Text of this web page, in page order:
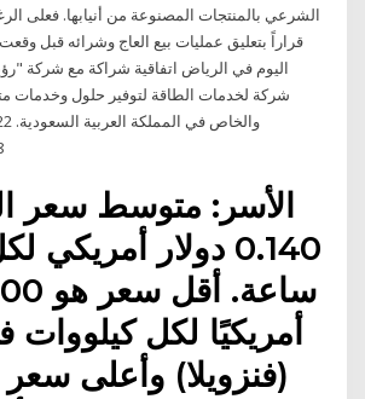
الشرعي بالمنتجات المصنوعة من أنيابها. فعلى
قراراً بتعليق عمليات بيع العاج وشرائه قبل
اليوم في الرياض اتفاقية شراكة مع شركة
شركة لخدمات الطاقة لتوفير حلول وخدمات
28‏‏/
الأسر: متوسط سعر
0.140 دولار
أمريكيًا لكل